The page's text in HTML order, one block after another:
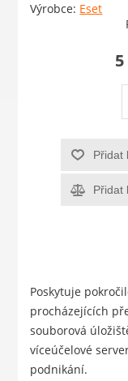
Výrobce: Eset
Přidat
Přidat
Poskytuje
procházejících
souborová
víceúčelové
podnikání.